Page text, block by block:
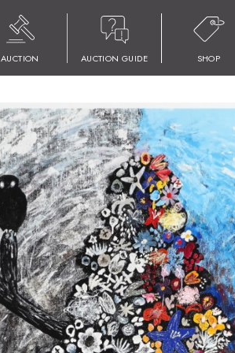
AUCTION AUCTION GUIDE SHOP
平子 雄一｜Gift 14